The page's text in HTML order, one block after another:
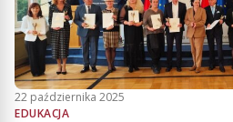
22 października 2025
EDUKACJA